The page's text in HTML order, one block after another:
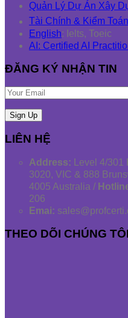
Quản Lý Dự Án Xây
Tài Chính & Kiểm Toán
English: Ielts, Toeic
AI: Certified AI
ĐĂNG KÝ NHẬN TIN
LIÊN HỆ
Address: Level 4/
3020, VIC & 888
4005 Australia /
206
Emai:
THEO DÕI CHÚNG TÔI